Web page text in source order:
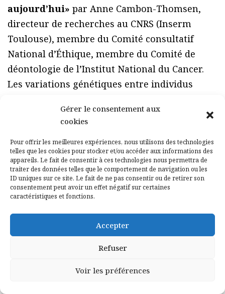
Gérer le consentement aux
cookies
Pour offrir les meilleures expériences, nous utilisons des technologies
telles que les cookies pour stocker et/ou accéder aux informations des
appareils. Le fait de consentir à ces technologies nous permettra de
traiter des données telles que le comportement de navigation ou les
ID uniques sur ce site. Le fait de ne pas consentir ou de retirer son
consentement peut avoir un effet négatif sur certaines
caractéristiques et fonctions.
Accepter
Refuser
Voir les préférences
aujourd’hui» par Anne Cambon-Thomsen,
directeur de recherches au CNRS (Inserm
Toulouse), membre du Comité consultatif
National d’Éthique, membre du Comité de
déontologie de l’Institut National du Cancer.
Les variations génétiques entre individus
maladies, bien que ce soit sa relation à la
véhicule la génétique. Les questions abordées
par Anne Cambon-Thomsen, à l’aide de
quelques exemples, seront : – La génétique des
populations humaines : comment la diversité
structure des populations humaines, leurs
mouvements, leur histoire ?
– La génétique épidémiologique : comment la
diversité génétique participe-t-elle à la